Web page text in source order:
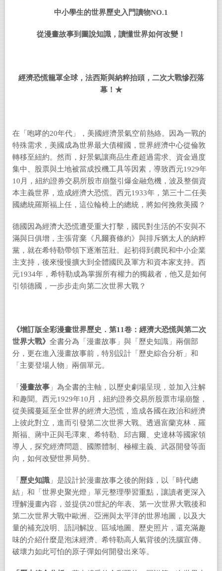
中小學生的世界歷史入門讀物NO.1
從漫畫故事到圖說知識，讀懂世界如何改變！
經濟恐慌籠罩全球，法西斯與納粹抬頭，二次大戰慘烈落
幕！ ★
在「咆哮的20年代」，美國經濟景氣空前熱絡。因為一戰的
特殊需求，美國成為世界最大債權國，世界經濟中心從倫敦
轉移至紐約。然而，好景氣讓商品生產超過需求、資金過度
集中、股票與土地被當成投機工具等因素，導致西元1929年
10月，紐約證券交易所股市崩盤引爆金融危機，波及整個資
本主義世界，造成經濟大恐慌。西元1933年，第三十二任美
國總統羅斯福上任，這位輪椅上的總統，將如何挽救美國？
德國因為經濟大恐慌遭受重大打擊，國民對生活的不安與不
滿與日俱增，主張背棄《凡爾賽條約》與排斥猶太人的納粹
黨，就在希特勒帶領下逐漸茁壯。起初得到農民和中小企業
主支持，後來慢慢擴大到全體國民及軍方和資本家支持。西
元1934年，希特勒成為掌握所有權力的獨裁者，他又是如何
引領德國，一步步走向第二次世界大戰？
《增訂版全彩漫畫世界歷史． 第11卷 ：經濟大恐慌與第二次
世界大戰》 全書分為「漫畫故事」與「歷史知識」兩個部
分，更在進入漫畫故事前，特別設計「歷史綜合分析」和
「主要登場人物」兩個單元。
「 漫畫故事 」為全書的主軸，以歷史劇場呈現，並加入注解
和趣聞。西元1929年10月，紐約證券交易所股票市場崩盤，
從美國蔓延至全世界的經濟大恐慌，造成各國在政治和經濟
上彼此對立，進而引發第二次世界大戰。透過富蘭克林．羅
斯福、蔣中正與毛澤東、希特勒、邱吉爾、史達林等國家領
導人，探究經濟問題、國際體制、極權主義、武器開發等面
向，如何改變世界局勢。
「 歷史知識 」是設計於漫畫故事之後的附錄，以「時代總
結」和「世界史聚光燈」單元整理學習重點，讓讀者更深入
理解漫畫內容，並提供20世紀的年表、第一次世界大戰後和
第二次世界大戰中歐洲、亞洲與太平洋的世界地圖，以及大
量的補充說明、語詞解說、區域地圖、歷史照片，還充滿趣
味的介紹什麼是泡沫經濟、希特勒高人氣背後的洗腦宣傳、
破壞力如此可怕的原子彈如何開發出來等。